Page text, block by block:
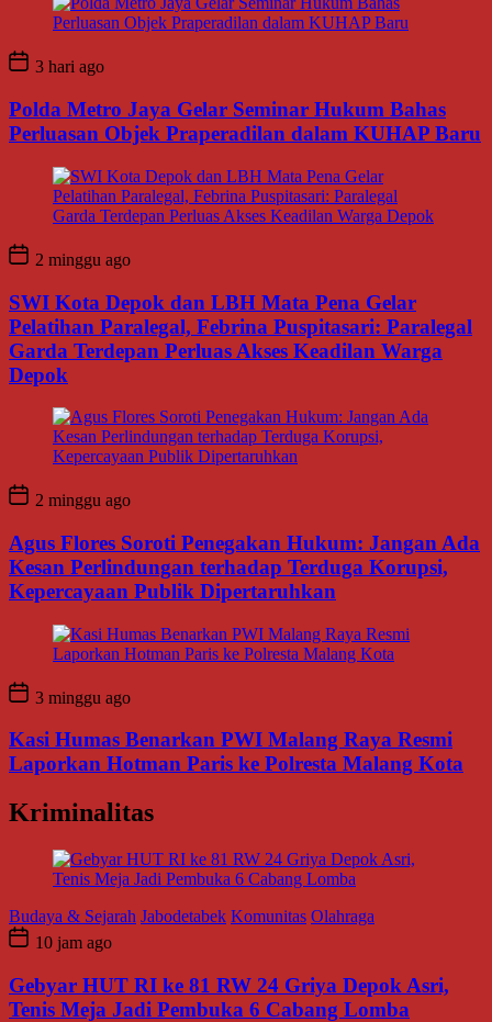
3 hari ago
Polda Metro Jaya Gelar Seminar Hukum Bahas
Perluasan Objek Praperadilan dalam KUHAP Baru
2 minggu ago
SWI Kota Depok dan LBH Mata Pena Gelar
Pelatihan Paralegal, Febrina Puspitasari: Paralegal
Garda Terdepan Perluas Akses Keadilan Warga
Depok
2 minggu ago
Agus Flores Soroti Penegakan Hukum: Jangan Ada
Kesan Perlindungan terhadap Terduga Korupsi,
Kepercayaan Publik Dipertaruhkan
3 minggu ago
Kasi Humas Benarkan PWI Malang Raya Resmi
Laporkan Hotman Paris ke Polresta Malang Kota
Kriminalitas
Budaya & Sejarah Jabodetabek Komunitas Olahraga
10 jam ago
Gebyar HUT RI ke 81 RW 24 Griya Depok Asri,
Tenis Meja Jadi Pembuka 6 Cabang Lomba